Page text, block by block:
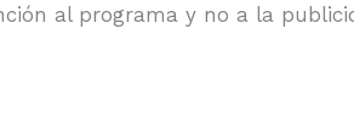
al programa y no a la